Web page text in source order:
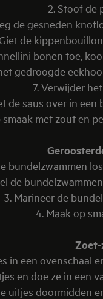
2. Stoof de
de gesneden
de
bonen toe,
gedroogde
7. Verwijder
de saus over in een
smaak met zout en
bundelzwammen
de
3. Marineer de
4. Maak op
in een ovenschaal
en doe ze in een
uitjes doormidden